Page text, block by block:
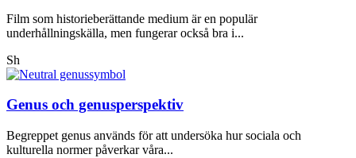
Film som historieberättande medium är en populär
underhållningskälla, men fungerar också bra i...
Sh
Genus och genusperspektiv
Begreppet genus används för att undersöka hur sociala och
kulturella normer påverkar våra...